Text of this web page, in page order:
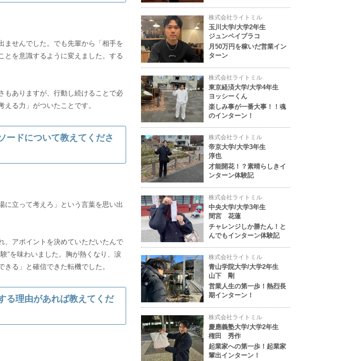
ませんでした。でも先輩から「相手を
とを意識するように変えました。する
もありますが、行動し続けることで必
る力」がついたことです。
ードについて教えてくださ
に立って考えろ」という言葉を思い出
、アポイントを決めていただいたんで
”を味わいました。胸が熱くなり、涙
る」と確信できた転機でした。
る理由があれば教えてくだ
株式会社ライトミル
玉川大学/大学2年生
ジュンペイブラコ
月50万円を稼いだ営業イン
ターン
株式会社ライトミル
東京経済大学/大学4年生
ヨッシーくん
楽しみ事が一番大事！！魂
のインターン！
株式会社ライトミル
帝京大学/大学3年生
淳也
才能開花！？素晴らしきイ
ンターン体験記
株式会社ライトミル
中央大学/大学3年生
間宮 花蓮
チャレンジしか勝たん！と
んでもインターン体験記
株式会社ライトミル
青山学院大学/大学2年生
山下 剛
営業人生の第一歩！熱烈長
期インターン！
株式会社ライトミル
慶應義塾大学/大学2年生
権田 秀作
起業家への第一歩！起業家
輩出インターン！